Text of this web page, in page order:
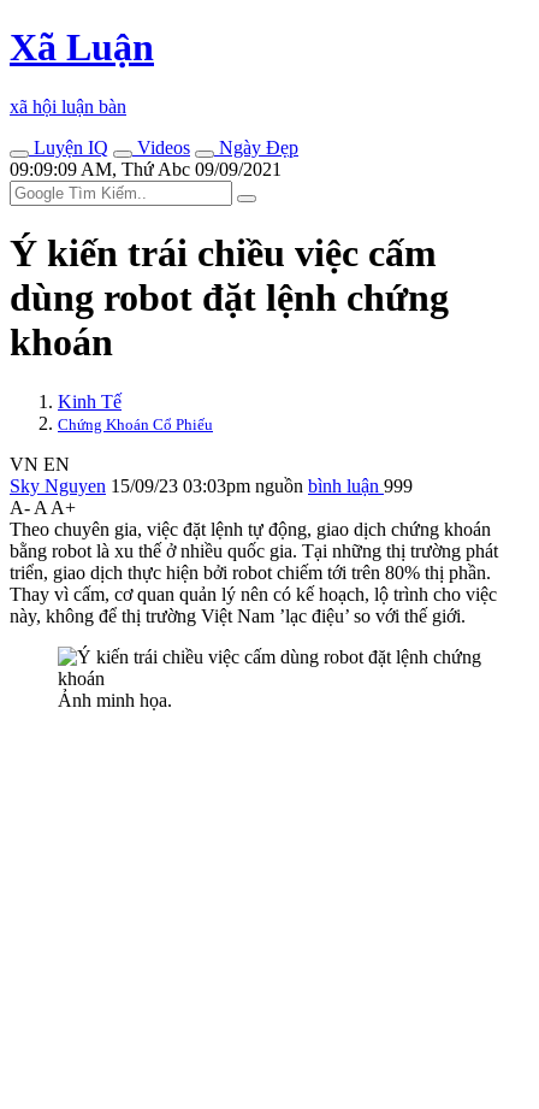
Xã Luận
xã hội luận bàn
Luyện IQ
Videos
Ngày Đẹp
09:09:09 AM, Thứ Abc 09/09/2021
Ý kiến trái chiều việc cấm
dùng robot đặt lệnh chứng
khoán
Kinh Tế
Chứng Khoán Cổ Phiếu
VN EN
Sky Nguyen 15/09/23 03:03pm nguồn bình luận 999
A- A A+
Theo chuyên gia, việc đặt lệnh tự động, giao dịch chứng khoán
bằng robot là xu thế ở nhiều quốc gia. Tại những thị trường phát
triển, giao dịch thực hiện bởi robot chiếm tới trên 80% thị phần.
Thay vì cấm, cơ quan quản lý nên có kế hoạch, lộ trình cho việc
này, không để thị trường Việt Nam ’lạc điệu’ so với thế giới.
Ảnh minh họa.